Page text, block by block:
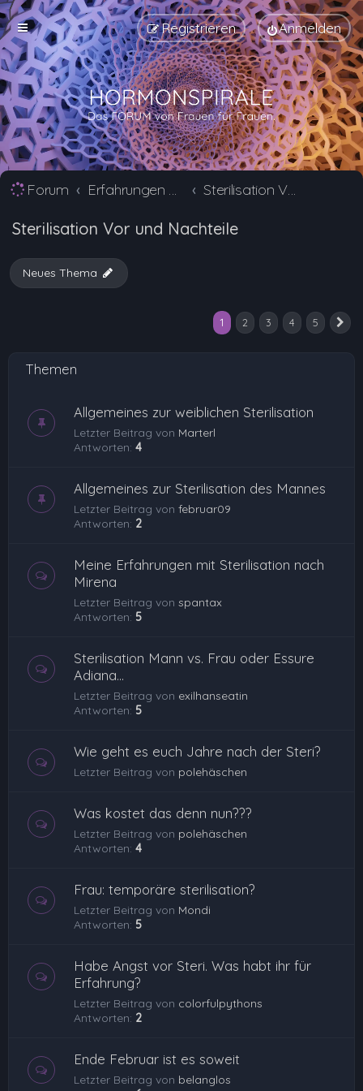
Anmelden
Registrieren
Forum Erfahrungen mit Verhütungsmittel Alternativen Sterilisation Vor und Nachteile
Sterilisation Vor und Nachteile
Neues Thema
1 2 3 4 5
Themen
Allgemeines zur weiblichen Sterilisation
Letzter Beitrag von Marterl
Antworten: 4
Allgemeines zur Sterilisation des Mannes
Letzter Beitrag von februar09
Antworten: 2
Meine Erfahrungen mit Sterilisation nach
Mirena
Letzter Beitrag von spantax
Antworten: 5
Sterilisation Mann vs. Frau oder Essure
Adiana...
Letzter Beitrag von exilhanseatin
Antworten: 5
Wie geht es euch Jahre nach der Steri?
Letzter Beitrag von polehäschen
Was kostet das denn nun???
Letzter Beitrag von polehäschen
Antworten: 4
Frau: temporäre sterilisation?
Letzter Beitrag von Mondi
Antworten: 5
Habe Angst vor Steri. Was habt ihr für
Erfahrung?
Letzter Beitrag von colorfulpythons
Antworten: 2
Ende Februar ist es soweit
Letzter Beitrag von belanglos